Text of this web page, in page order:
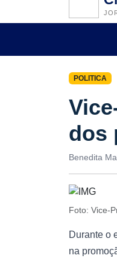
POLITICA
dos
Benedita
Foto: Vice-
Durante o
na